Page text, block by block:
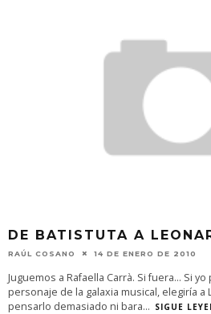
DE BATISTUTA A
RAÚL COSANO 14 DE ENERO DE 2010
Juguemos a Rafaella Carrà. Si fuera… Si
personaje de la galaxia musical, elegiría a
pensarlo demasiado ni bara... SIGUE